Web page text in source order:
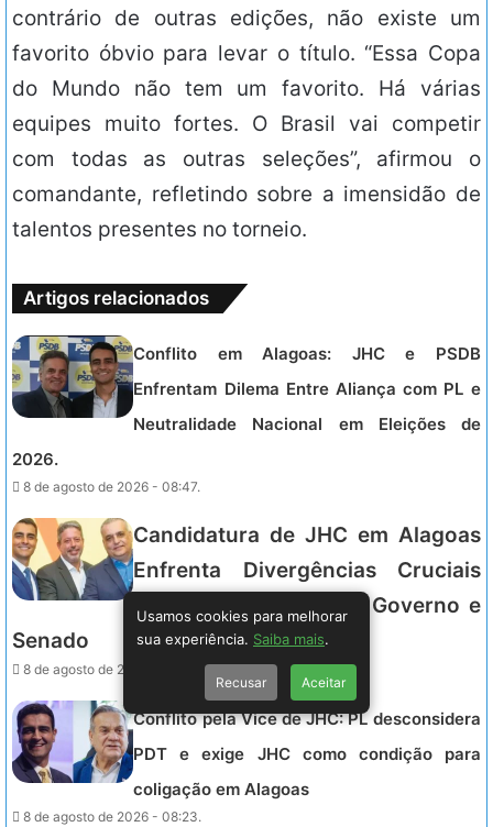
contrário de outras edições, não existe um
favorito óbvio para levar o título. “Essa Copa
do Mundo não tem um favorito. Há várias
equipes muito fortes. O Brasil vai competir
com todas as outras seleções”, afirmou o
comandante, refletindo sobre a imensidão de
talentos presentes no torneio.
Artigos relacionados
Conflito em Alagoas: JHC e PSDB
Enfrentam Dilema Entre Aliança com PL e
Neutralidade Nacional em Eleições de
2026.
8 de agosto de 2026 - 08:47.
Candidatura de JHC em Alagoas
Enfrenta Divergências Cruciais
Entre Coligações para Governo e
Senado
8 de agosto de 2026 - 08:35.
Conflito pela Vice de JHC: PL desconsidera
PDT e exige JHC como condição para
coligação em Alagoas
8 de agosto de 2026 - 08:23.
Usamos cookies para melhorar
sua experiência. Saiba mais
Recusar Aceitar